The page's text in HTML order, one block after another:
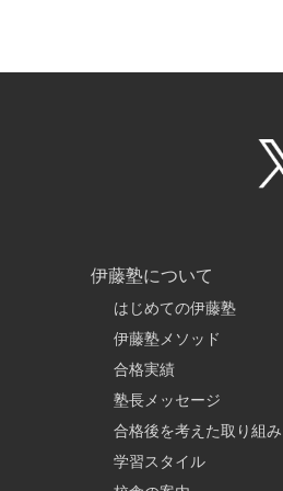
伊藤塾について
はじめての伊藤塾
伊藤塾メソッド
合格実績
塾長メッセージ
合格後を考えた取り組み
学習スタイル